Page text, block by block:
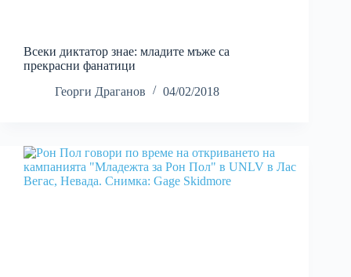
Всеки диктатор знае: младите мъже са
прекрасни фанатици
Георги Драганов
04/02/2018